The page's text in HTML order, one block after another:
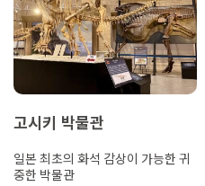
고시키 박물관
일본 최초의 화석 감상이 가능한 귀
중한 박물관